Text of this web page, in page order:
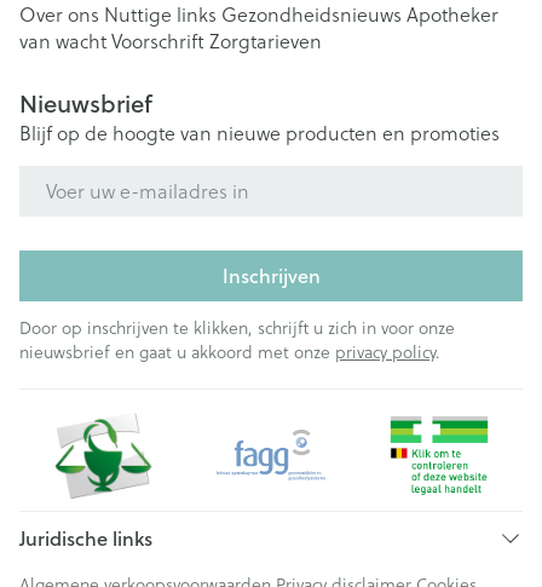
Over ons Nuttige links Gezondheidsnieuws Apotheker
van wachtVoorschriftZorgtarieven
Nieuwsbrief
Blijf op de hoogte van nieuwe producten en promoties
Inschrijven
Door op inschrijven te klikken, schrijft u zich in voor onze
nieuwsbrief en gaat u akkoord met onze privacy policy.
Juridische links